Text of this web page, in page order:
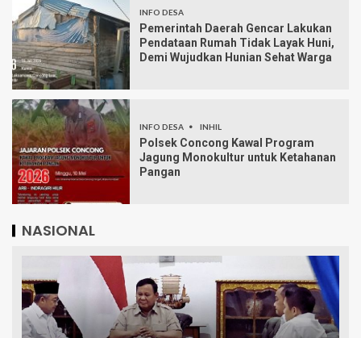
INFO DESA
Pemerintah Daerah Gencar Lakukan
Pendataan Rumah Tidak Layak Huni,
Demi Wujudkan Hunian Sehat Warga
INFO DESA INHIL
Polsek Concong Kawal Program
Jagung Monokultur untuk Ketahanan
Pangan
NASIONAL